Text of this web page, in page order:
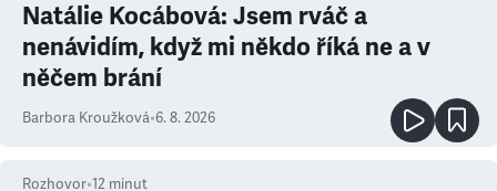
Natálie Kocábová: Jsem rváč a
nenávidím, když mi někdo říká ne a v
něčem brání
Barbora Kroužková•6. 8. 2026
Rozhovor•12 minut